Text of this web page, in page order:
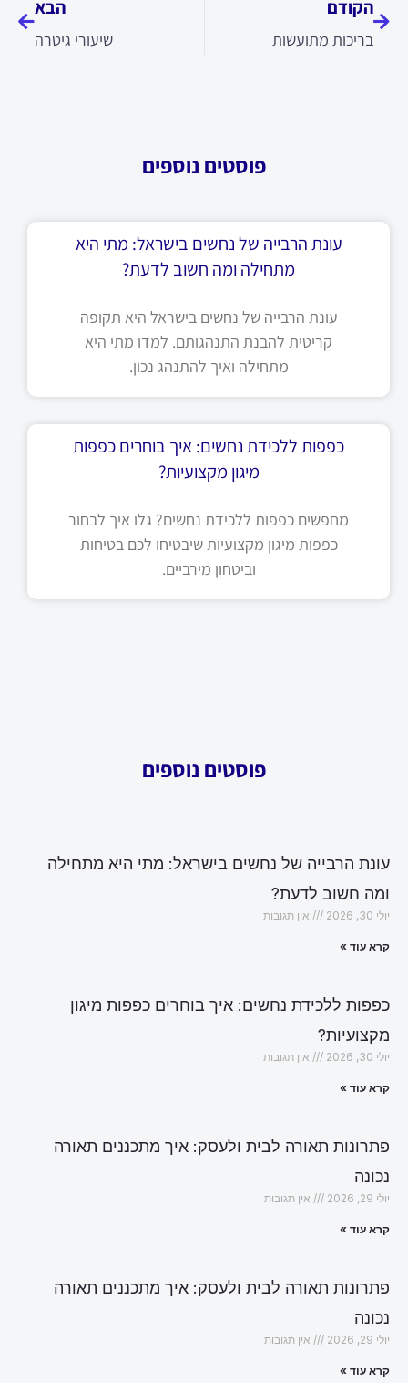
הקודם
בריכות מתועשות
הבא
שיעורי גיטרה
פוסטים נוספים
עונת הרבייה של נחשים בישראל: מתי היא
מתחילה ומה חשוב לדעת?
עונת הרבייה של נחשים בישראל היא תקופה
קריטית להבנת התנהגותם. למדו מתי היא
מתחילה ואיך להתנהג נכון.
כפפות ללכידת נחשים: איך בוחרים כפפות
מיגון מקצועיות?
מחפשים כפפות ללכידת נחשים? גלו איך לבחור
כפפות מיגון מקצועיות שיבטיחו לכם בטיחות
וביטחון מירביים.
פוסטים נוספים
עונת הרבייה של נחשים בישראל: מתי היא מתחילה
ומה חשוב לדעת?
יולי 30, 2026 אין תגובות
קרא עוד »
כפפות ללכידת נחשים: איך בוחרים כפפות מיגון
מקצועיות?
יולי 30, 2026 אין תגובות
קרא עוד »
פתרונות תאורה לבית ולעסק: איך מתכננים תאורה
נכונה
יולי 29, 2026 אין תגובות
קרא עוד »
פתרונות תאורה לבית ולעסק: איך מתכננים תאורה
נכונה
יולי 29, 2026 אין תגובות
קרא עוד »